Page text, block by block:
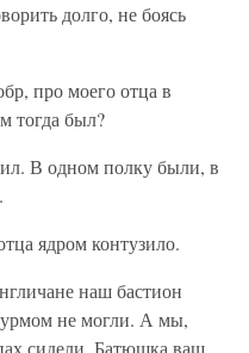
долго, не боясь
про моего отца в
тогда был?
В одном полку были, в
ядром контузило.
наш бастион
не могли. А мы,
сидели. Батюшка ваш,